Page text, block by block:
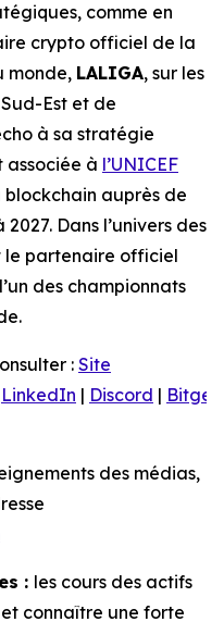
comme en
crypto officiel de la
monde, LALIGA, sur les
Sud-Est et de
à sa stratégie
associée à l’UNICEF
blockchain auprès de
Dans l’univers des
le partenaire officiel
des championnats
: Site
LinkedIn | Discord | Bitget
des médias,
: les cours des actifs
connaître une forte